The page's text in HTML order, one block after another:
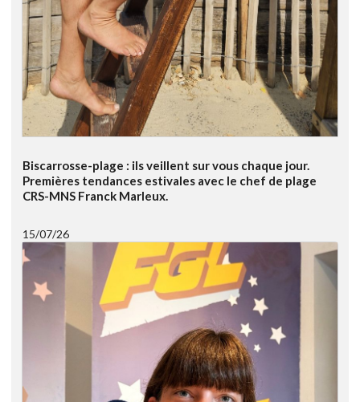
Biscarrosse-plage : ils veillent sur vous chaque jour.
Premières tendances estivales avec le chef de plage
CRS-MNS Franck Marleux.
15/07/26